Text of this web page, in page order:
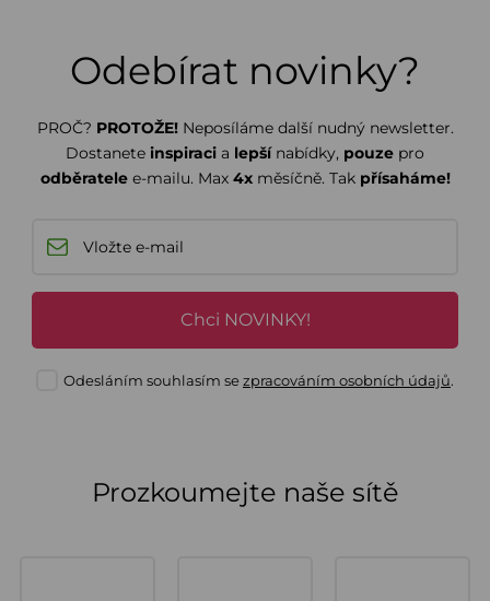
Odebírat novinky?
PROČ? PROTOŽE! Neposíláme další nudný newsletter.
Dostanete inspiraci a lepšínabídky, pouze pro
odběratelee-mailu. Max 4xměsíčně. Tak přísaháme!
Chci NOVINKY!
Odesláním souhlasím sezpracováním osobních údajů.
Prozkoumejte naše sítě